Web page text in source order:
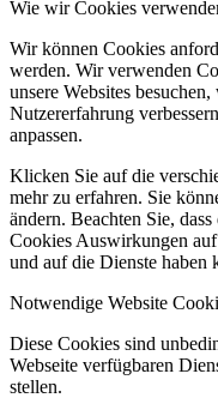
Wie wir Cookies
Wir können Cookies
werden. Wir verwenden
unsere Websites
Nutzererfahrung
anpassen.
Klicken Sie auf die
mehr zu erfahren. Sie
ändern. Beachten Sie,
Cookies Auswirkungen
und auf die Dienste haben
Notwendige Website
Diese Cookies sind
Webseite verfügbaren
stellen.